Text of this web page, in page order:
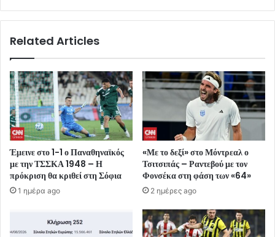
Related Articles
Έμεινε στο 1-1 ο Παναθηναϊκός
με την ΤΣΣΚΑ 1948 – Η
πρόκριση θα κριθεί στη Σόφια
1 ημέρα ago
«Με το δεξί» στο Μόντρεαλ ο
Τσιτσιπάς – Ραντεβού με τον
Φονσέκα στη φάση των «64»
2 ημέρες ago